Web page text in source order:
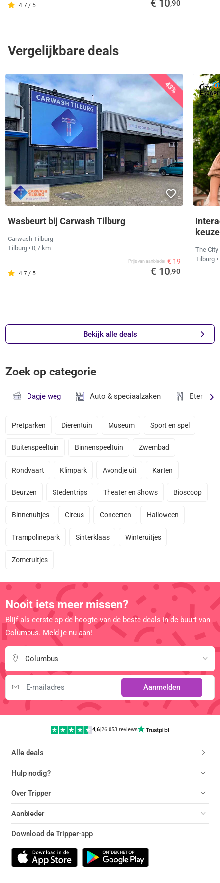
4.7 / 5 € 10,90
Vergelijkbare deals
43%
Wasbeurt bij Carwash Tilburg
Carwash Tilburg
Tilburg • 0,7 km
4.7 / 5
Prijs van aanbieder € 19
€ 10,90
The City
Tilburg
Bekijk alle deals
Zoek op categorie
Dagje weg Auto & speciaalzaken Eten &
Pretparken Dierentuin Museum Sport en spel
Buitenspeeltuin Binnenspeeltuin Zwembad
Rondvaart Klimpark Avondje uit Karten
Beurzen Stedentrips Theater en Shows Bioscoop
Binnenuitjes Circus Concerten Halloween
Trampolinepark Sinterklaas Winteruitjes
Zomeruitjes
Nooit iets meer missen?
Blijf als eerste op de hoogte van de beste deals in de buurt van
Columbus. Meld je nu aan!
Columbus
Aanmelden
4,6|26.053 reviews
Alle deals
Hulp nodig?
Over Tripper
Aanbieder
Download de Tripper-app